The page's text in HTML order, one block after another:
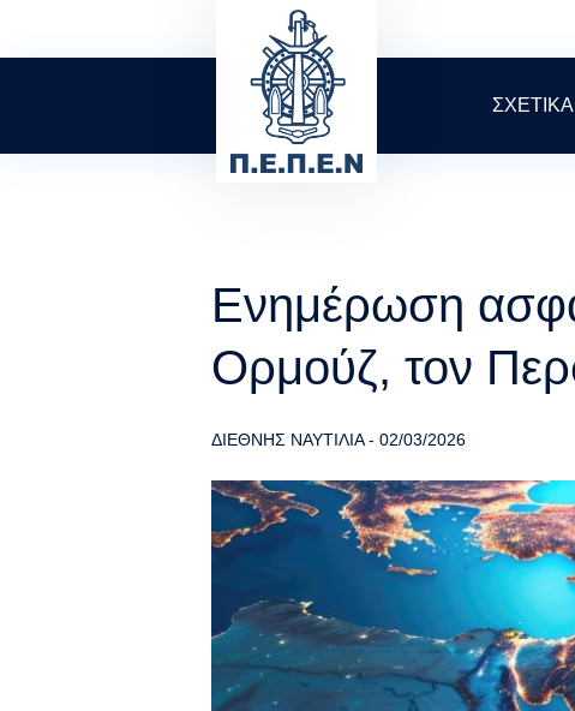
ΣΧΕΤΙΚΑ
Ενημέρωση
Ορμούζ, τον
ΔΙΕΘΝΗΣ ΝΑΥΤΙΛΙΑ- 02/03/2026